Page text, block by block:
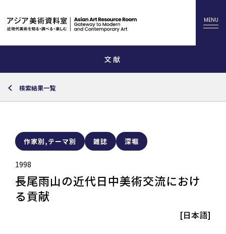
文献
検索結果一覧
作家別,テーマ別 雑誌 深堀
1998
長尾雨山の近代日中美術交流におけ
る貢献
[日本語]